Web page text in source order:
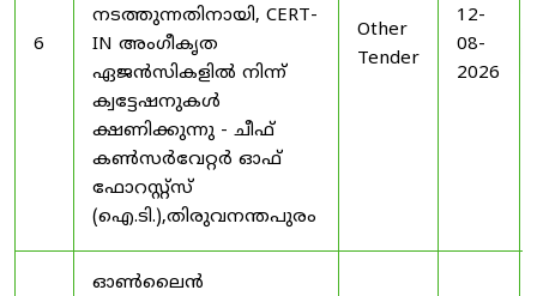
6
നടത്തുന്നതിനായി, CERT-
IN അംഗീകൃത
ഏജൻസികളിൽ നിന്ന്
ക്വട്ടേഷനുകൾ
ക്ഷണിക്കുന്നു - ചീഫ്
കൺസർവേറ്റർ ഓഫ്
ഫോറസ്റ്റ്സ്
(ഐ.ടി.),തിരുവനന്തപുരം
Other
Tender
12-
08-
2026
ഓൺലൈൻ